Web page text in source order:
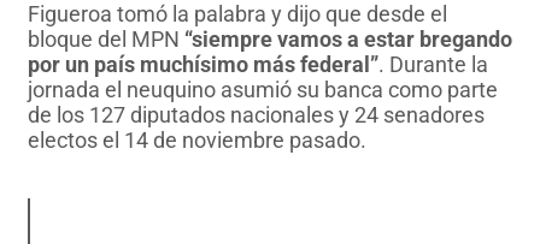
Figueroa tomó la palabra y dijo que desde el
bloque del MPN “siempre vamos a estar bregando
por un país muchísimo más federal”. Durante la
jornada el neuquino asumió su banca como parte
de los 127 diputados nacionales y 24 senadores
electos el 14 de noviembre pasado.